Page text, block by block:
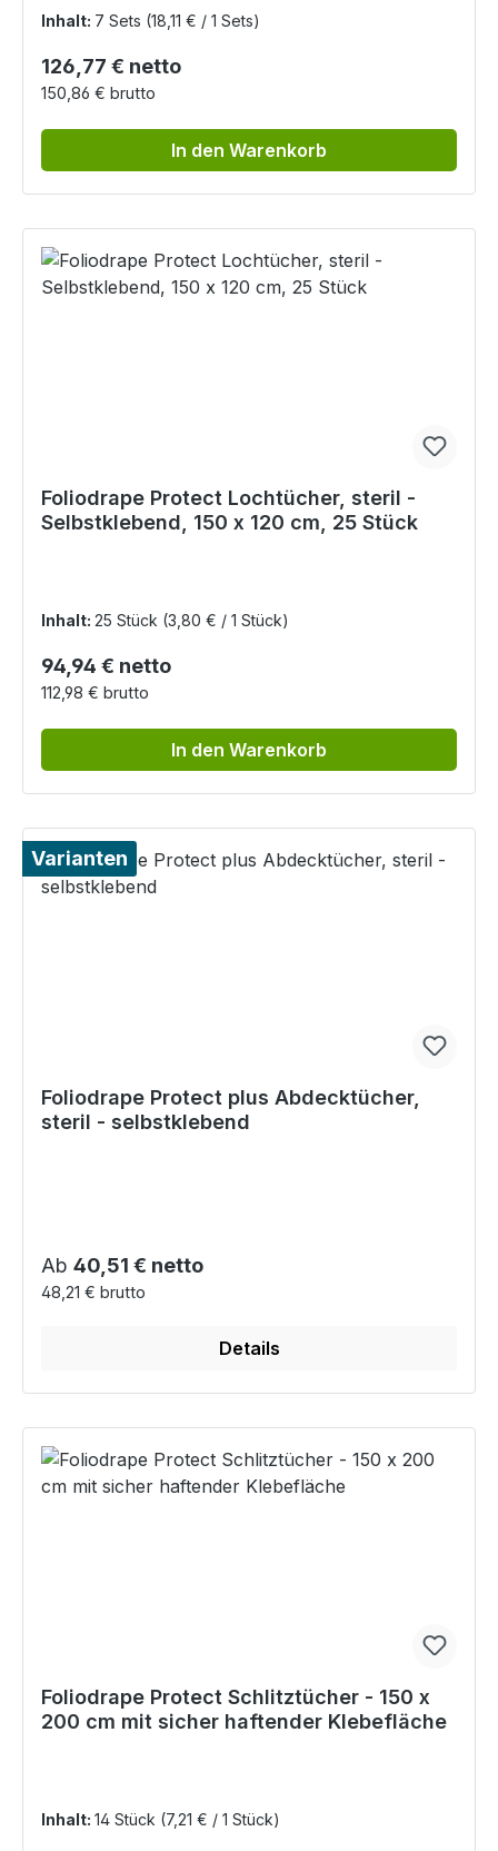
Inhalt: 7 Sets (18,11 € / 1 Sets)
Regulärer Preis:
126,77 € netto
150,86 € brutto
In den Warenkorb
Foliodrape Protect Lochtücher, steril -
Selbstklebend, 150 x 120 cm, 25 Stück
Inhalt: 25 Stück (3,80 € / 1 Stück)
Regulärer Preis:
94,94 € netto
112,98 € brutto
In den Warenkorb
Varianten
Foliodrape Protect plus Abdecktücher,
steril - selbstklebend
Regulärer Preis:
Ab 40,51 € netto
48,21 € brutto
Details
Foliodrape Protect Schlitztücher - 150 x
200 cm mit sicher haftender Klebefläche
Inhalt: 14 Stück (7,21 € / 1 Stück)